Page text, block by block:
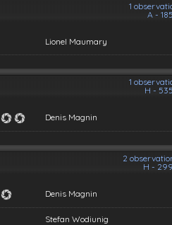
1
A -
Lionel Maumary
1
H -
Denis Magnin
2
H -
Denis Magnin
Stefan Wodiunig